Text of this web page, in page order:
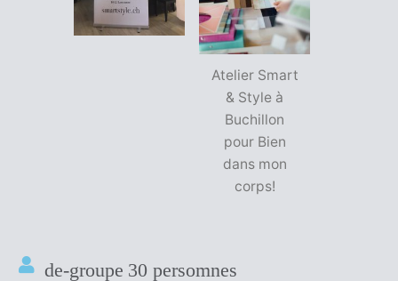
Atelier Smart
& Style à
Buchillon
pour Bien
dans mon
corps!
de-groupe 30 persomnes